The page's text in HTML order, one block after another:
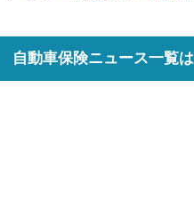
自動車保険ニュース一覧は